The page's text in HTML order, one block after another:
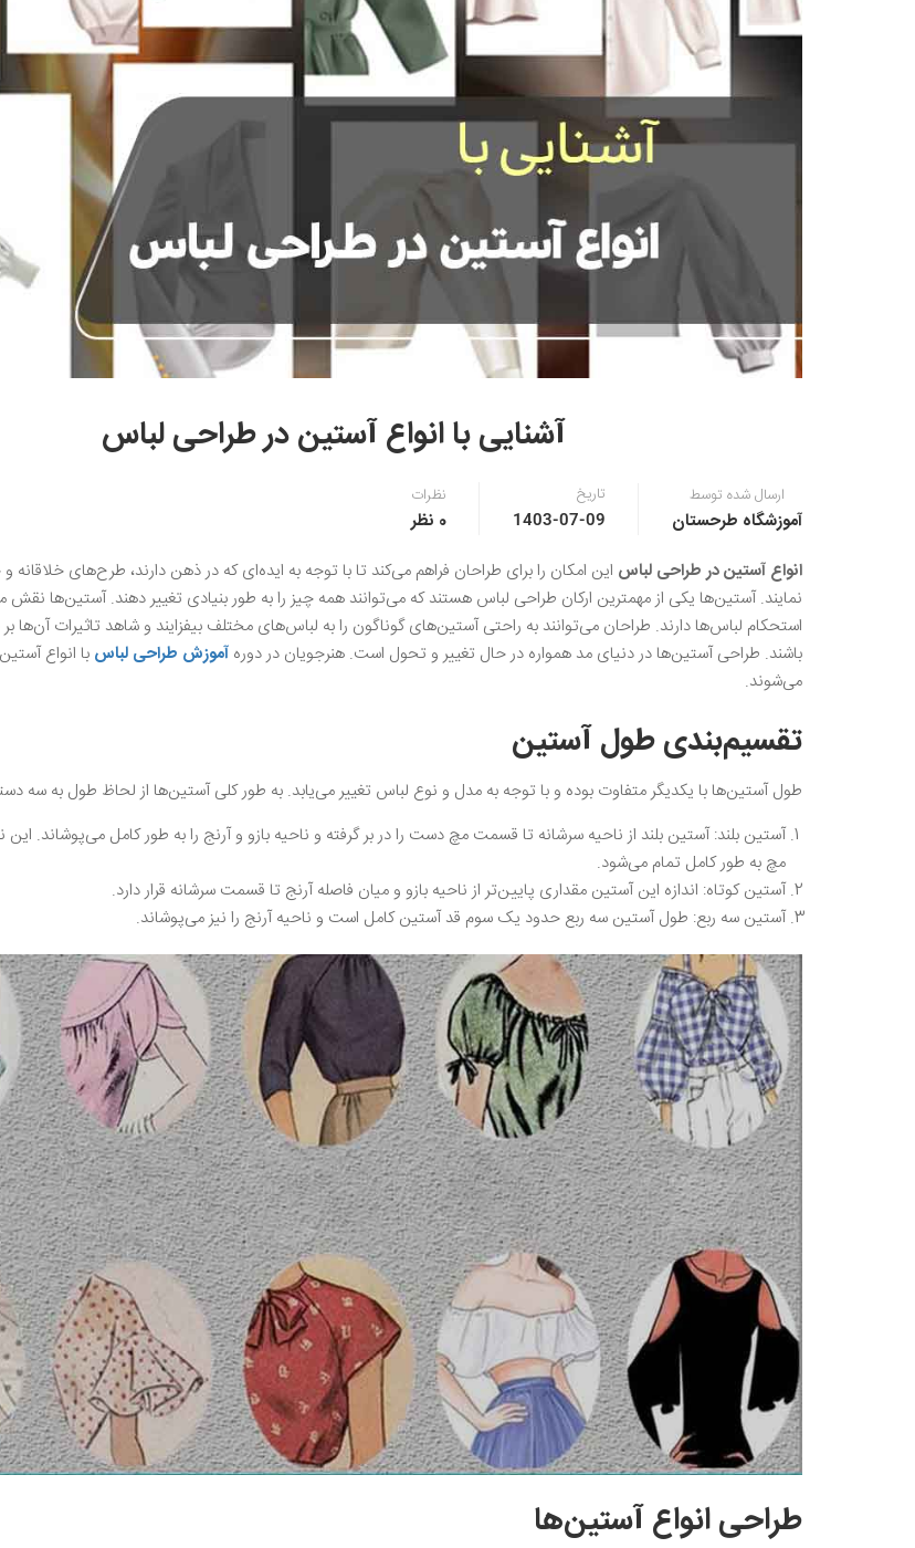
آشنایی با انواع آستین در طراحی لباس
ارسال شده توسط
آموزشگاه طرحستان
تاریخ
1403-07-09
نظرات
0 نظر
انواع آستین در طراحی لباس این امکان را برای طراحان فراهم می‌کند تا با توجه به ایده‌ای که در ذهن دارند، طرح‌های خلاقانه و
نمایند. آستین‌ها یکی از مهمترین ارکان طراحی لباس هستند که می‌توانند همه چیز را به طور بنیادی تغییر دهند. آستین‌ها نقش
استحکام لباس‌ها دارند. طراحان می‌توانند به راحتی آستین‌های گوناگون را به لباس‌های مختلف بیفزایند و شاهد تاثیرات آن‌ها
باشند. طراحی آستین‌ها در دنیای مد همواره در حال تغییر و تحول است. هنرجویان در دوره آموزش طراحی لباس با انواع
می‌شوند.
تقسیم‌بندی طول آستین
طول آستین‌ها با یکدیگر متفاوت بوده و با توجه به مدل و نوع لباس تغییر می‌یابد. به طور کلی آستین‌ها از لحاظ طول به سه
آستین بلند: آستین بلند از ناحیه سرشانه تا قسمت مچ دست را در بر گرفته و ناحیه بازو و آرنج را به طور کامل می‌پوشاند.
مچ به طور کامل تمام می‌شود.
آستین کوتاه: اندازه این آستین مقداری پایین‌تر از ناحیه بازو و میان فاصله آرنج تا قسمت سرشانه قرار دارد.
آستین سه ربع: طول آستین سه ربع حدود یک سوم قد آستین کامل است و ناحیه آرنج را نیز می‌پوشاند.
طراحی انواع آستین‌ها